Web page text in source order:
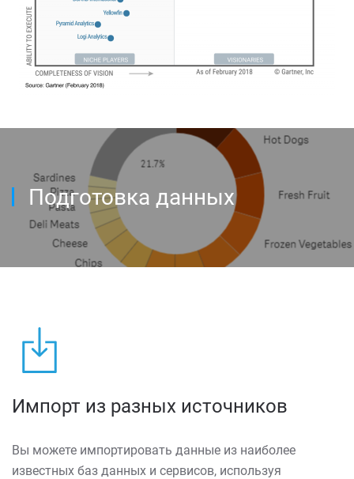
Подготовка данных
Импорт из разных источников
Вы можете импортировать данные из наиболее
известных баз данных и сервисов, используя